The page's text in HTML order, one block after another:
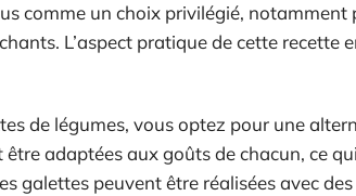
comme un choix privilégié,
L’aspect pratique de cette
de légumes, vous optez pour une
être adaptées aux goûts de chacun, ce
galettes peuvent être réalisées avec